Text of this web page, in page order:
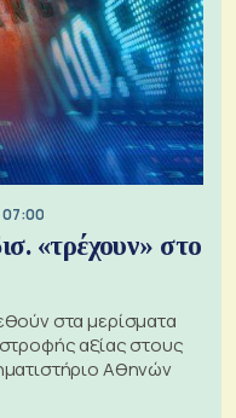
07:00
«τρέχουν» στο
στα μερίσματα
αξίας στους
Αθηνών